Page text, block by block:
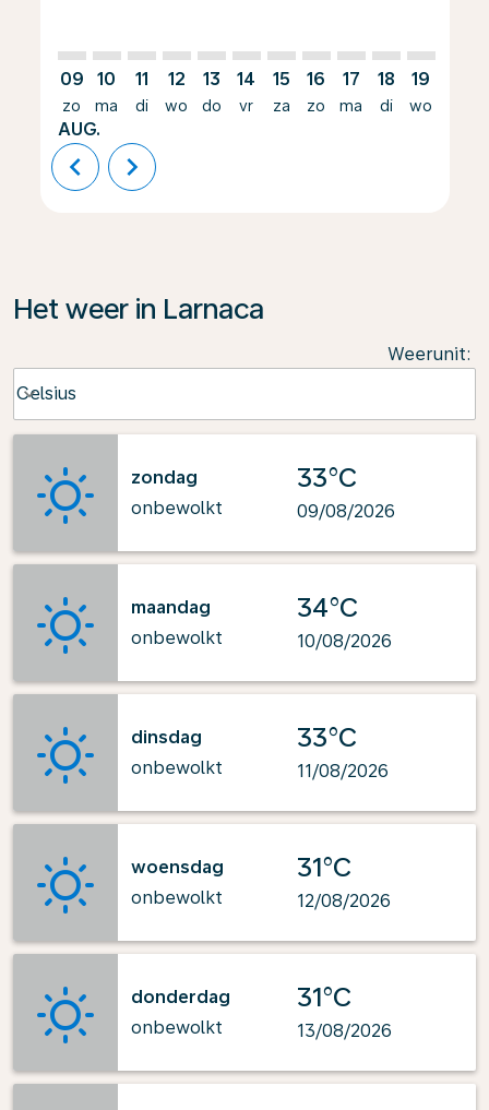
09
zo
AUG.
10
ma
11
di
12
wo
13
do
14
vr
15
za
16
zo
17
ma
18
di
19
wo
chevron_left chevron_right
Het weer in Larnaca
Weerunit:
Celsius
keyboard_arrow_down
zondag
onbewolkt
33°C
09/08/2026
maandag
onbewolkt
34°C
10/08/2026
dinsdag
onbewolkt
33°C
11/08/2026
woensdag
onbewolkt
31°C
12/08/2026
donderdag
onbewolkt
31°C
13/08/2026